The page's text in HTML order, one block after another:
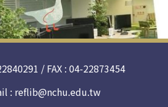
/ FAX : 04-22873454
: reflib@nchu.edu.tw